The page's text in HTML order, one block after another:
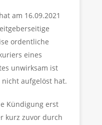
am 16.09.2021
ordentliche
eines
unwirksam ist
aufgelöst hat.
Kündigung erst
kurz zuvor durch